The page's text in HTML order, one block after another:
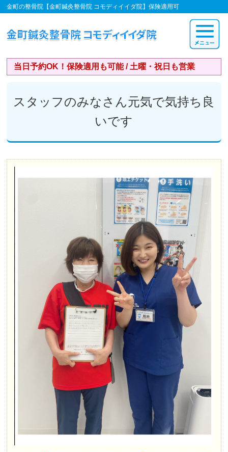
金町の整骨院【金町鍼灸整骨院 コモディイイダ院】保険適用可
当日予約OK！保険適用も可能 / 土曜・祝日も営業
スタッフのみなさん元気で気持ち良
いです